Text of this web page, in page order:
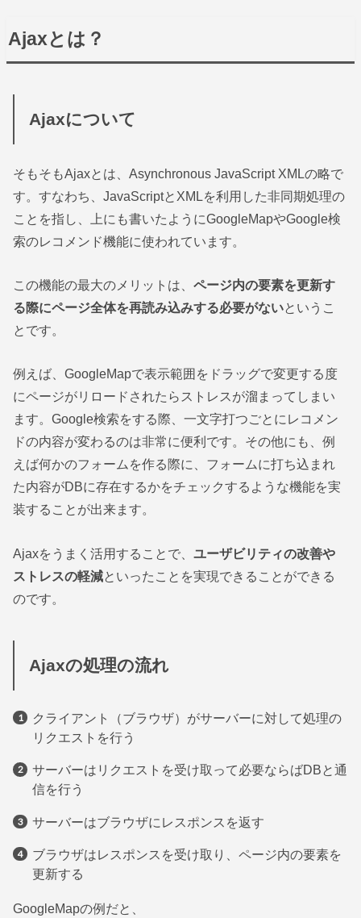
Ajaxとは？
Ajaxについて
そもそもAjaxとは、Asynchronous JavaScript XMLの略で
す。すなわち、JavaScriptとXMLを利用した非同期処理の
ことを指し、上にも書いたようにGoogleMapやGoogle検
索のレコメンド機能に使われています。
この機能の最大のメリットは、ページ内の要素を更新す
る際にページ全体を再読み込みする必要がないというこ
とです。
例えば、GoogleMapで表示範囲をドラッグで変更する度
にページがリロードされたらストレスが溜まってしまい
ます。Google検索をする際、一文字打つごとにレコメン
ドの内容が変わるのは非常に便利です。その他にも、例
えば何かのフォームを作る際に、フォームに打ち込まれ
た内容がDBに存在するかをチェックするような機能を実
装することが出来ます。
Ajaxをうまく活用することで、ユーザビリティの改善や
ストレスの軽減といったことを実現できることができる
のです。
Ajaxの処理の流れ
クライアント（ブラウザ）がサーバーに対して処理の
リクエストを行う
サーバーはリクエストを受け取って必要ならばDBと通
信を行う
サーバーはブラウザにレスポンスを返す
ブラウザはレスポンスを受け取り、ページ内の要素を
更新する
GoogleMapの例だと、